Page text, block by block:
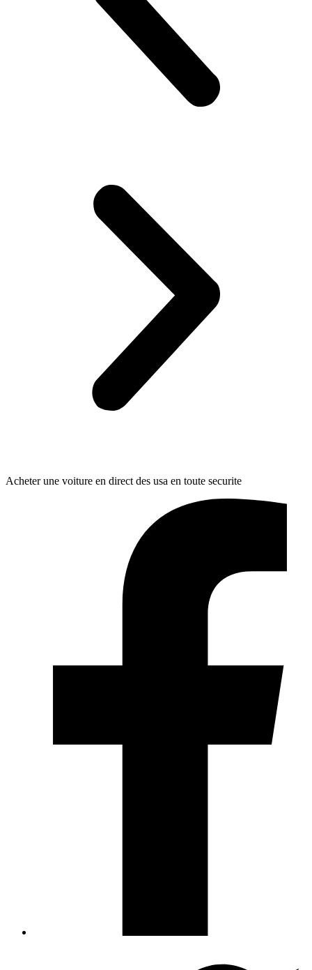
Acheter une voiture en direct des usa en toute securite